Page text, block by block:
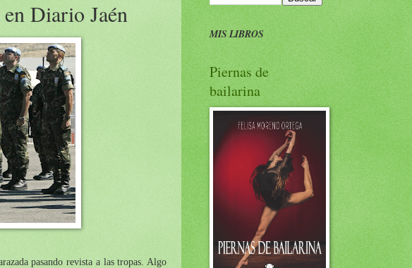
Diario Jaén
pasando revista a las tropas. Algo
MIS LIBROS
Piernas de
bailarina